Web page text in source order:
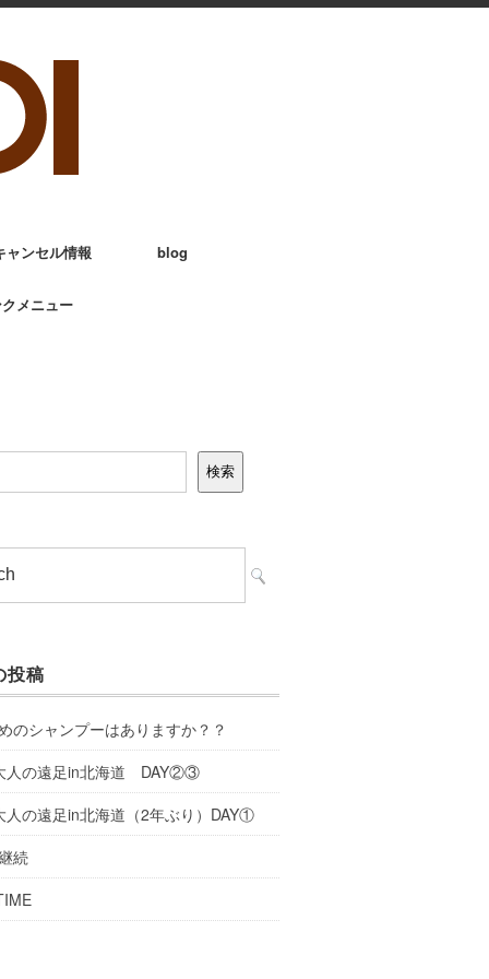
ャンセル情報 blog
クメニュー
検索
投稿
のシャンプーはありますか？？
人の遠足in北海道 DAY②③
人の遠足in北海道（2年ぶり）DAY①
続